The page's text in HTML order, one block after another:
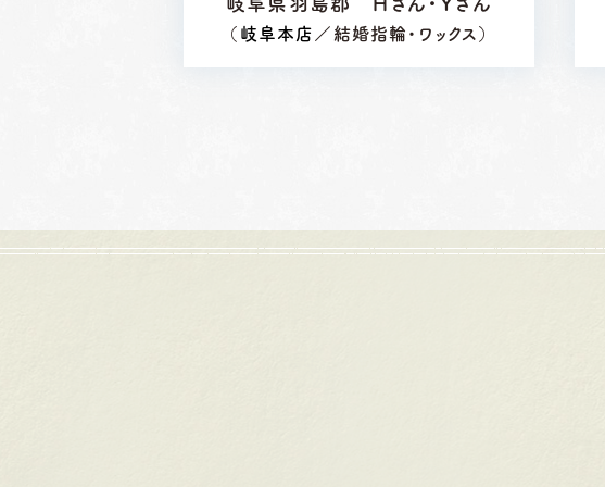
（ 岐阜本店 ／結婚指輪・ワックス）